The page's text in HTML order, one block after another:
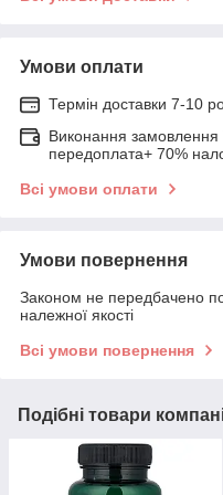
Умови оплати
Термін доставки 7-10
Виконання замовлення
передоплата+ 70%
Всі умови оплати
Умови повернення
Законом не передбачено
належної якості
Всі умови повернення
Подібні товари